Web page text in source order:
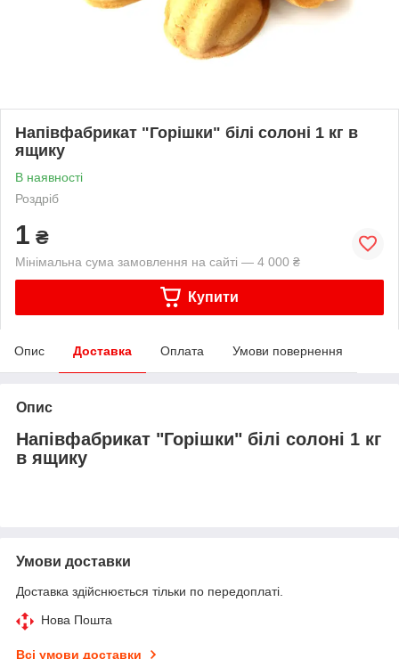
Напівфабрикат "Горішки" білі солоні 1 кг в
ящику
В наявності
Роздріб
1 ₴
Мінімальна сума замовлення на сайті — 4 000 ₴
Купити
Опис Доставка Оплата Умови повернення
Опис
Напівфабрикат "Горішки" білі солоні 1 кг
в ящику
Умови доставки
Доставка здійснюється тільки по передоплаті.
Нова Пошта
Всі умови доставки